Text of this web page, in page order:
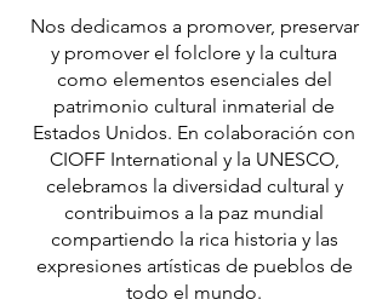
Nos dedicamos a promover, preservar
y promover el folclore y la cultura
como elementos esenciales del
patrimonio cultural inmaterial de
Estados Unidos. En colaboración con
CIOFF International y la UNESCO,
celebramos la diversidad cultural y
contribuimos a la paz mundial
compartiendo la rica historia y las
expresiones artísticas de pueblos de
todo el mundo.